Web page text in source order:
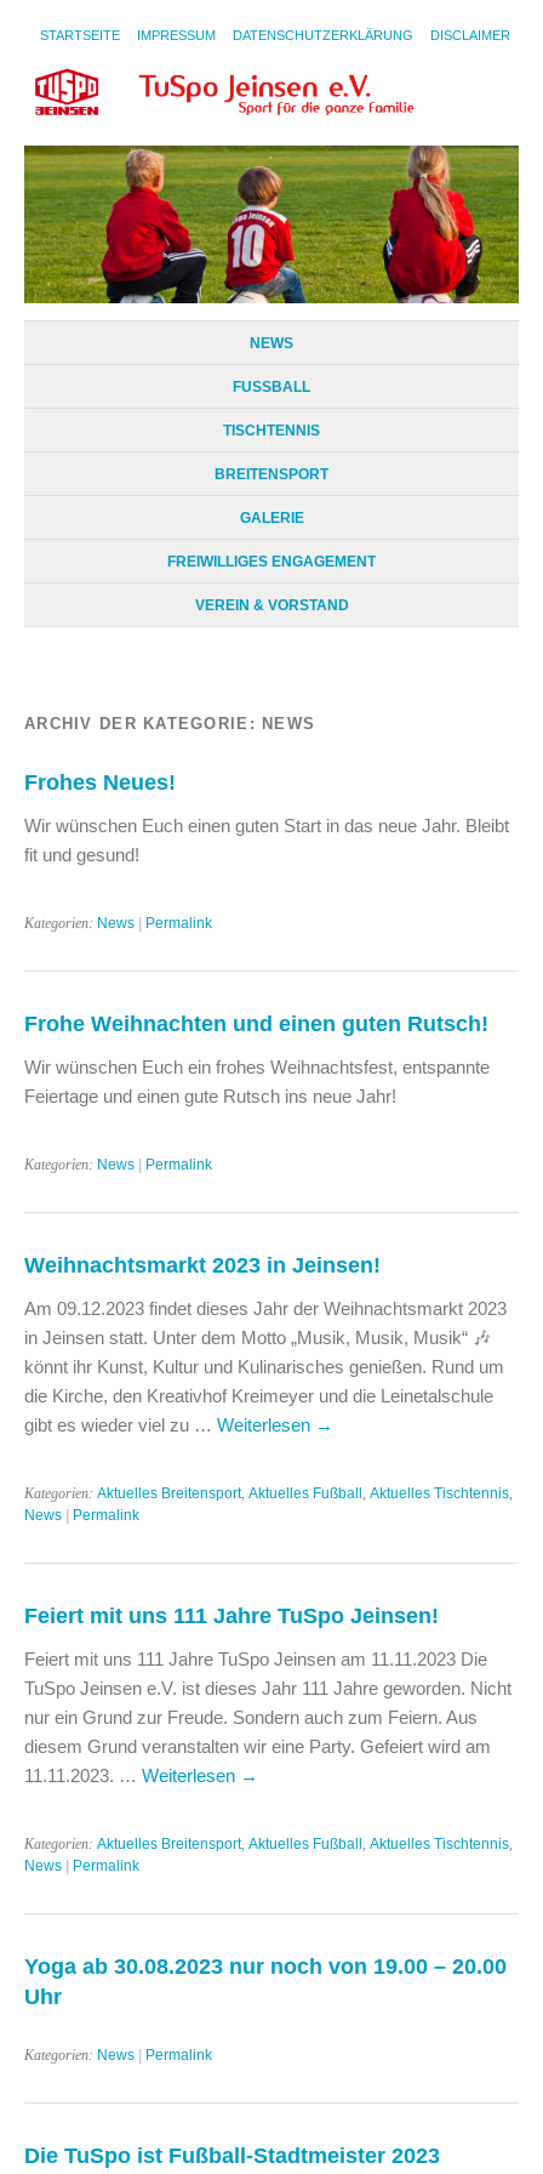
STARTSEITE IMPRESSUM DATENSCHUTZERKLÄRUNG DISCLAIMER
NEWS
FUSSBALL
TISCHTENNIS
BREITENSPORT
GALERIE
FREIWILLIGES ENGAGEMENT
VEREIN & VORSTAND
ARCHIV DER KATEGORIE: NEWS
Frohes Neues!
Wir wünschen Euch einen guten Start in das neue Jahr. Bleibt
fit und gesund!
Kategorien: News | Permalink
Frohe Weihnachten und einen guten Rutsch!
Wir wünschen Euch ein frohes Weihnachtsfest, entspannte
Feiertage und einen gute Rutsch ins neue Jahr!
Kategorien: News | Permalink
Weihnachtsmarkt 2023 in Jeinsen!
Am 09.12.2023 findet dieses Jahr der Weihnachtsmarkt 2023
in Jeinsen statt. Unter dem Motto „Musik, Musik, Musik“ 🎶
könnt ihr Kunst, Kultur und Kulinarisches genießen. Rund um
die Kirche, den Kreativhof Kreimeyer und die Leinetalschule
gibt es wieder viel zu … Weiterlesen →
Kategorien: Aktuelles Breitensport, Aktuelles Fußball Aktuelles Tischtennis
News | Permalink
Feiert mit uns 111 Jahre TuSpo Jeinsen!
Feiert mit uns 111 Jahre TuSpo Jeinsen am 11.11.2023 Die
TuSpo Jeinsen e.V. ist dieses Jahr 111 Jahre geworden. Nicht
nur ein Grund zur Freude. Sondern auch zum Feiern. Aus
diesem Grund veranstalten wir eine Party. Gefeiert wird am
11.11.2023. … Weiterlesen →
Kategorien: Aktuelles Breitensport, Aktuelles Fußball Aktuelles Tischtennis
News | Permalink
Yoga ab 30.08.2023 nur noch von 19.00 – 20.00
Uhr
Kategorien: News | Permalink
Die TuSpo ist Fußball-Stadtmeister 2023